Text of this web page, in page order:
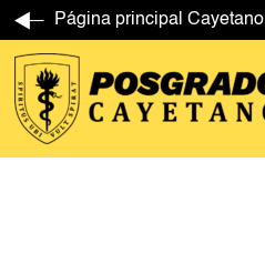
Página principal Cayetano